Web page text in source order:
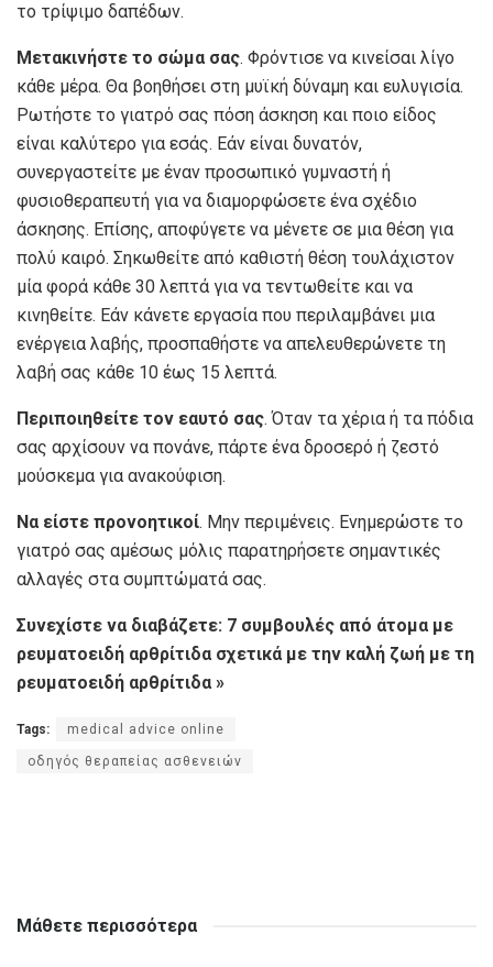
το τρίψιμο δαπέδων.
Μετακινήστε το σώμα σας. Φρόντισε να κινείσαι λίγο
κάθε μέρα. Θα βοηθήσει στη μυϊκή δύναμη και ευλυγισία.
Ρωτήστε το γιατρό σας πόση άσκηση και ποιο είδος
είναι καλύτερο για εσάς. Εάν είναι δυνατόν,
συνεργαστείτε με έναν προσωπικό γυμναστή ή
φυσιοθεραπευτή για να διαμορφώσετε ένα σχέδιο
άσκησης. Επίσης, αποφύγετε να μένετε σε μια θέση για
πολύ καιρό. Σηκωθείτε από καθιστή θέση τουλάχιστον
μία φορά κάθε 30 λεπτά για να τεντωθείτε και να
κινηθείτε. Εάν κάνετε εργασία που περιλαμβάνει μια
ενέργεια λαβής, προσπαθήστε να απελευθερώνετε τη
λαβή σας κάθε 10 έως 15 λεπτά.
Περιποιηθείτε τον εαυτό σας. Όταν τα χέρια ή τα πόδια
σας αρχίσουν να πονάνε, πάρτε ένα δροσερό ή ζεστό
μούσκεμα για ανακούφιση.
Να είστε προνοητικοί. Μην περιμένεις. Ενημερώστε το
γιατρό σας αμέσως μόλις παρατηρήσετε σημαντικές
αλλαγές στα συμπτώματά σας.
Συνεχίστε να διαβάζετε: 7 συμβουλές από άτομα με
ρευματοειδή αρθρίτιδα σχετικά με την καλή ζωή με τη
ρευματοειδή αρθρίτιδα »
Tags: medical advice online
οδηγός θεραπείας ασθενειών
Μάθετε περισσότερα